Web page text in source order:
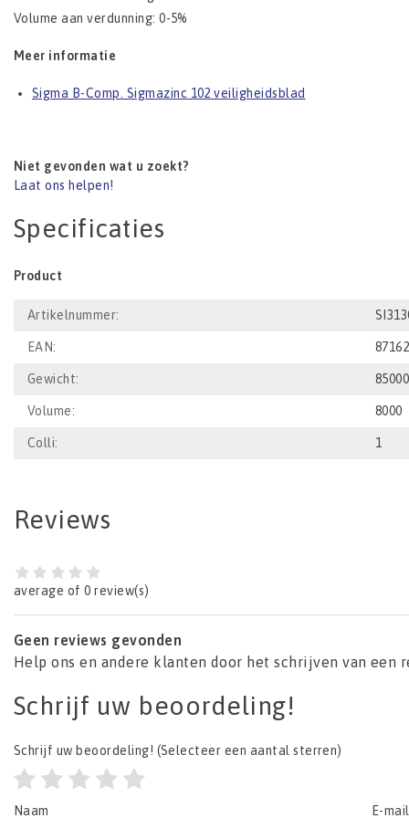
Volume aan verdunning: 0-5%
Meer informatie
Sigma B-Comp. Sigmazinc 102 veiligheidsblad
Niet gevonden wat u zoekt?
Laat ons helpen!
Specificaties
Product
Artikelnummer:
EAN:
Gewicht:
Volume: 8000
Colli: 1
Reviews
average of 0 review(s)
Geen reviews gevonden
Help ons en andere klanten door het schrijven van een
Schrijf uw beoordeling!
Schrijf uw beoordeling! (Selecteer een aantal sterren)
Naam E-mail